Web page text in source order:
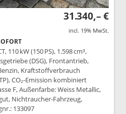
31.340,– €
incl. 19% MwSt.
110 kW (150 PS), 1.598 cm³,
(DSG), Frontantrieb,
Kraftstoffverbrauch
CO₂-Emission kombiniert
F, Außenfarbe: Weiss Metallic,
Nichtraucher-Fahrzeug,
133097